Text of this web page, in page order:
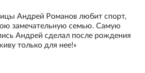
Андрей Романов любит спорт,
замечательную семью. Самую
Андрей сделал после рождения
только для нее!»